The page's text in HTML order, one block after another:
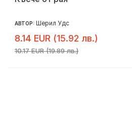
АВТОР: Шерил Удс
8.14 EUR (15.92 лв.)
10.17 EUR (19.89 лв.)